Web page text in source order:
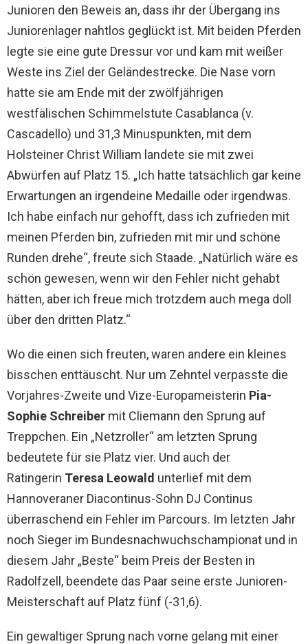
Junioren den Beweis an, dass ihr der Übergang ins
Juniorenlager nahtlos geglückt ist. Mit beiden Pferden
legte sie eine gute Dressur vor und kam mit weißer
Weste ins Ziel der Geländestrecke. Die Nase vorn
hatte sie am Ende mit der zwölfjährigen
westfälischen Schimmelstute Casablanca (v.
Cascadello) und 31,3 Minuspunkten, mit dem
Holsteiner Christ William landete sie mit zwei
Abwürfen auf Platz 15. „Ich hatte tatsächlich gar keine
Erwartungen an irgendeine Medaille oder irgendwas.
Ich habe einfach nur gehofft, dass ich zufrieden mit
meinen Pferden bin, zufrieden mit mir und schöne
Runden drehe“, freute sich Staade. „Natürlich wäre es
schön gewesen, wenn wir den Fehler nicht gehabt
hätten, aber ich freue mich trotzdem auch mega doll
über den dritten Platz.“
Wo die einen sich freuten, waren andere ein kleines
bisschen enttäuscht. Nur um Zehntel verpasste die
Vorjahres-Zweite und Vize-Europameisterin Pia-
Sophie Schreiber mit Cliemann den Sprung auf
Treppchen. Ein „Netzroller“ am letzten Sprung
bedeutete für sie Platz vier. Und auch der
Ratingerin Teresa Leowald unterlief mit dem
Hannoveraner Diacontinus-Sohn DJ Continus
überraschend ein Fehler im Parcours. Im letzten Jahr
noch Sieger im Bundesnachwuchschampionat und in
diesem Jahr „Beste“ beim Preis der Besten in
Radolfzell, beendete das Paar seine erste Junioren-
Meisterschaft auf Platz fünf (-31,6).
Ein gewaltiger Sprung nach vorne gelang mit einer